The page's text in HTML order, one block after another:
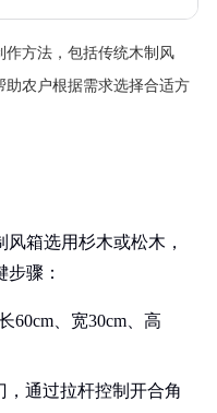
作方法，包括传统木制风
农户根据需求选择合适方
箱选用杉木或松木，
骤：
60cm、宽30cm、高
通过拉杆控制开合角